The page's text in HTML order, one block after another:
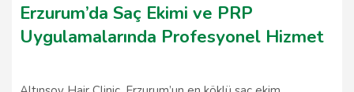
Erzurum’da Saç Ekimi ve PRP
Uygulamalarında Profesyonel Hizmet